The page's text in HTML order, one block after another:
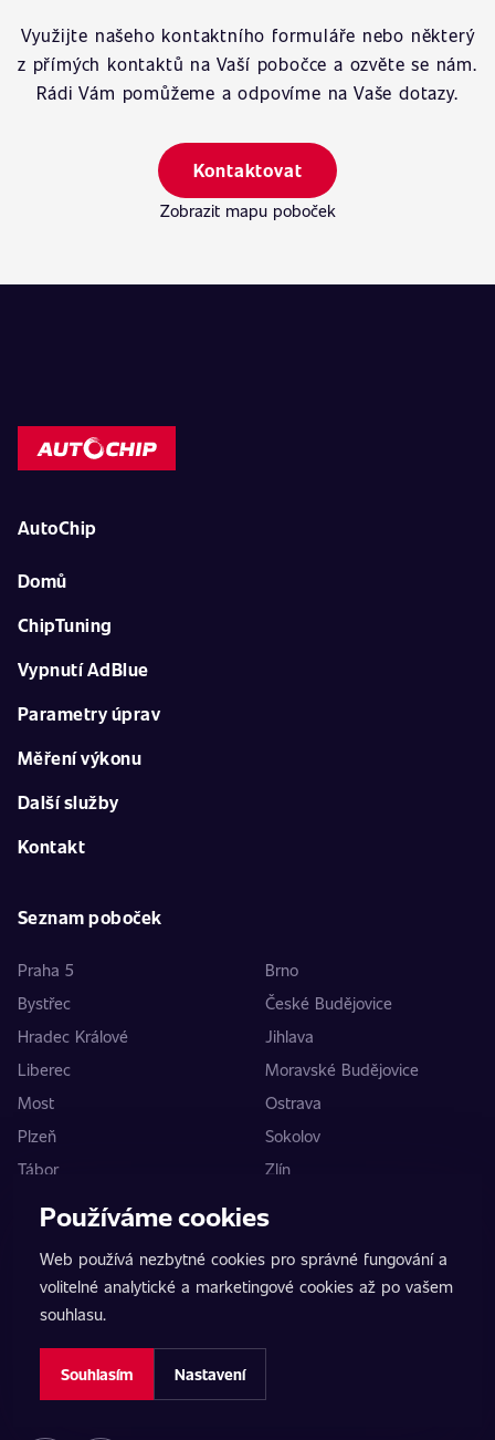
Využijte našeho kontaktního formuláře nebo některý
z přímých kontaktů na Vaší pobočce a ozvěte se nám.
Rádi Vám pomůžeme a odpovíme na Vaše dotazy.
Kontaktovat
Zobrazit mapu poboček
AutoChip
Domů
ChipTuning
Vypnutí AdBlue
Parametry úprav
Měření výkonu
Další služby
Kontakt
Seznam poboček
Praha 5
Brno
Bystřec
České Budějovice
Hradec Králové
Jihlava
Liberec
Moravské Budějovice
Most
Ostrava
Plzeň
Sokolov
Tábor
Zlín
Spodní 1
159 00 Praha 5
Používáme cookies
Web používá nezbytné cookies pro správné fungování a
volitelné analytické a marketingové cookies až po vašem
souhlasu.
Souhlasím Nastavení